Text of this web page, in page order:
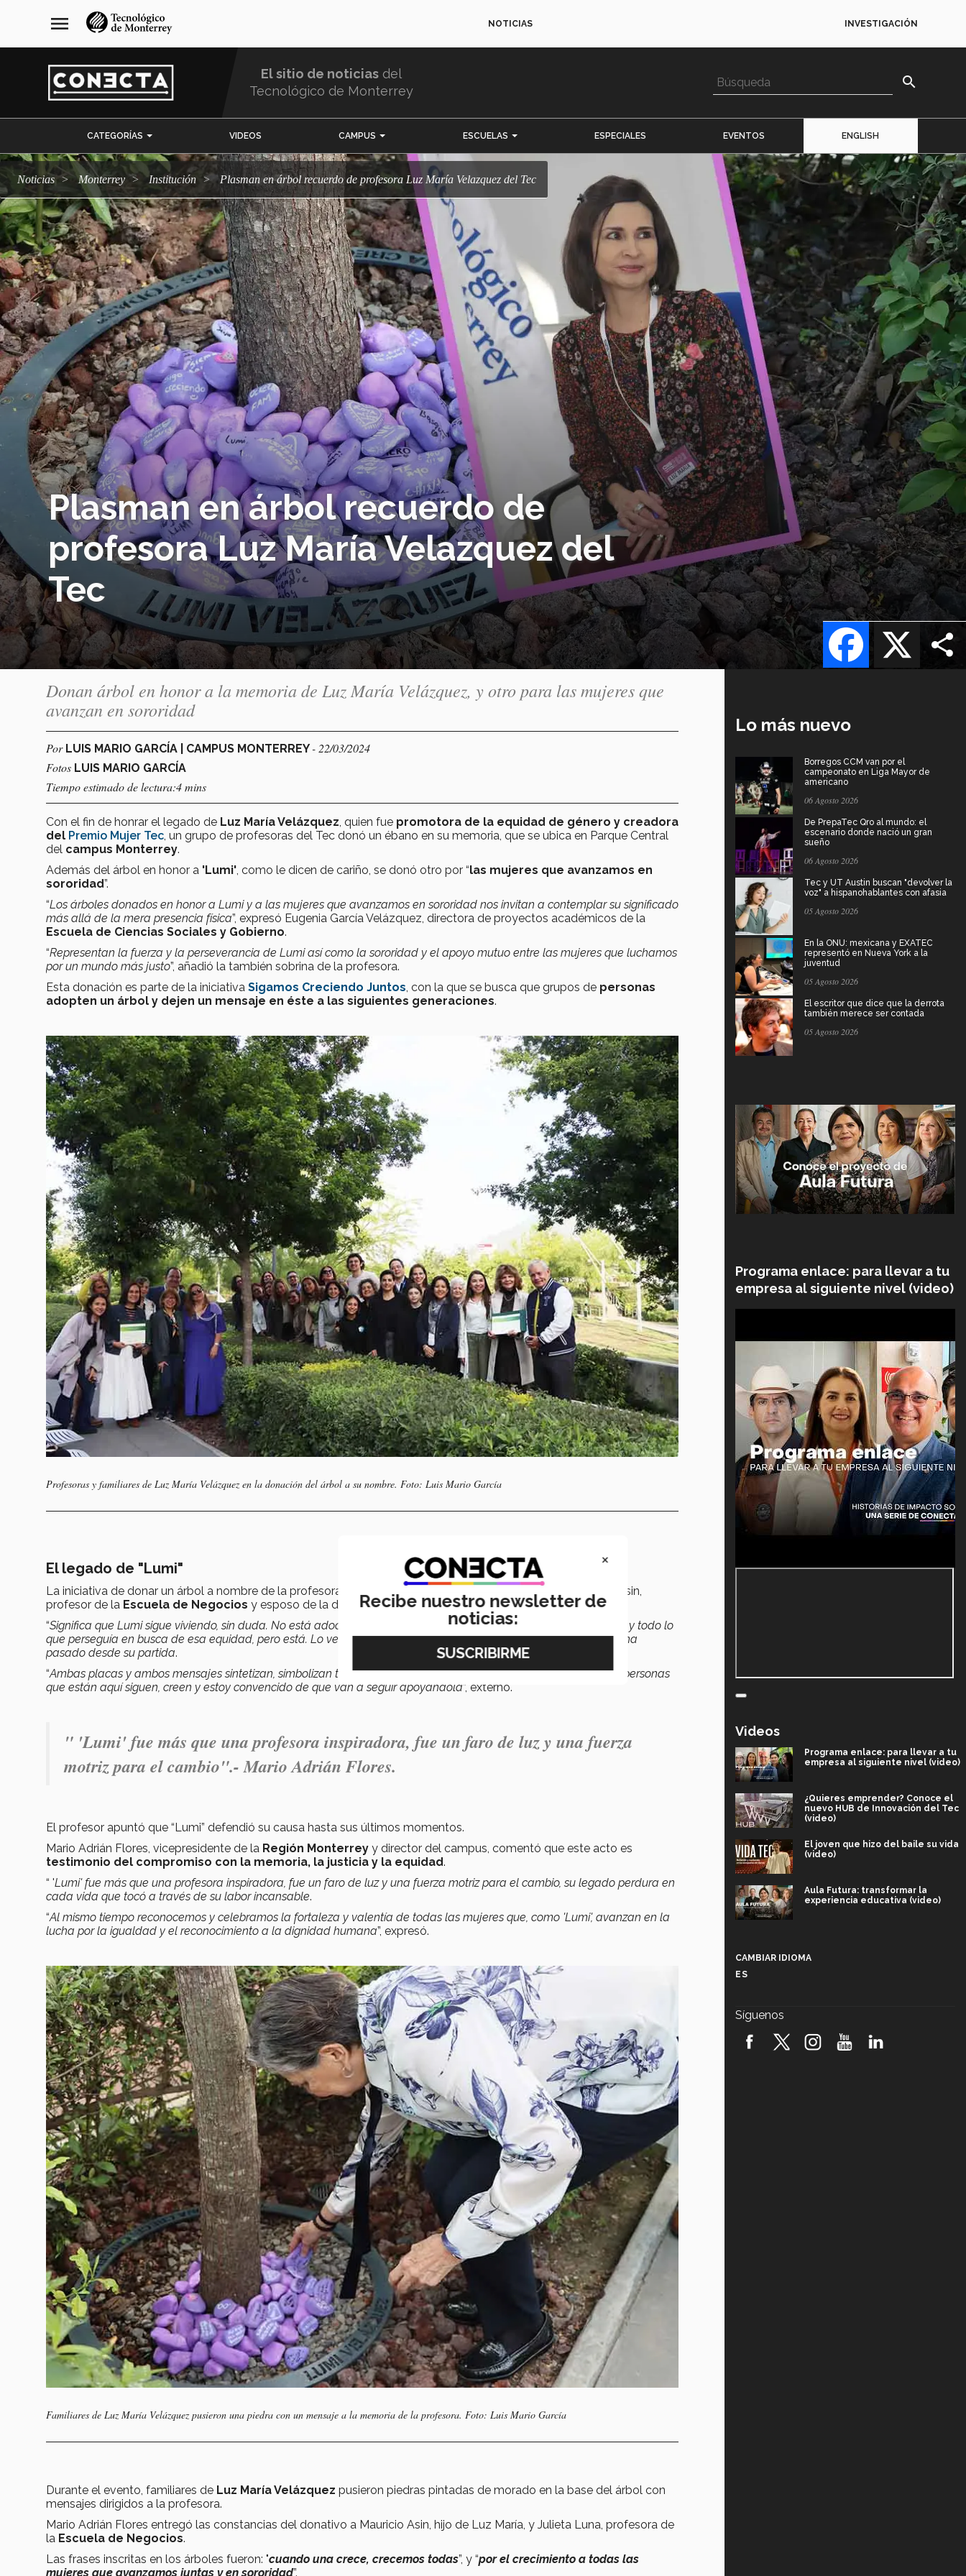
navegación
principal
menu NOTICIAS INVESTIGACIÓN
El sitio de noticias del
Tecnológico de Monterrey
search
CATEGORÍAS VIDEOS CAMPUS ESCUELAS ESPECIALES EVENTOS ENGLISH
Noticias Monterrey Institución Plasman en árbol recuerdo de profesora Luz María Velazquez del Tec
Plasman en árbol recuerdo de
profesora Luz María Velazquez del
Tec
X
Facebook
Donan árbol en honor a la memoria de Luz María Velázquez, y otro para las mujeres que
avanzan en sororidad
Por LUIS MARIO GARCÍA | CAMPUS MONTERREY- 22/03/2024
Fotos LUIS MARIO GARCÍA
Tiempo estimado de lectura:4 mins
Con el fin de honrar el legado de Luz María Velázquez , quien fue promotora de la equidad de género y creadora
del Premio Mujer Tec , un grupo de profesoras del Tec donó un ébano en su memoria, que se ubica en Parque Central
del campus Monterrey.
Además del árbol en honor a 'Lumi' , como le dicen de cariño, se donó otro por “las mujeres que avanzamos en
sororidad”.
“Los árboles donados en honor a Lumi y a las mujeres que avanzamos en sororidad nos invitan a contemplar su significado
más allá de la mera presencia física”, expresó Eugenia García Velázquez, directora de proyectos académicos de la
Escuela de Ciencias Sociales y Gobierno.
“Representan la fuerza y la perseverancia de Lumi así como la sororidad y el apoyo mutuo entre las mujeres que luchamos
por un mundo más justo”, añadió la también sobrina de la profesora.
Esta donación es parte de la iniciativa Sigamos Creciendo Juntos , con la que se busca que grupos de personas
adopten un árbol y dejen un mensaje en éste a las siguientes generaciones.
Profesoras y familiares de Luz María Velázquez en la donación del árbol a su nombre. Foto: Luis Mario García
El legado de "Lumi"
La iniciativa de donar un árbol a nombre de la profesora “Lumi” es un ejemplo de sororidad, aseveró Enrique Asin,
profesor de la Escuela de Negocios y esposo de la docente.
“Significa que Lumi sigue viviendo, sin duda. No está adoctrinándonos, corrigiendo con el nuevo lenguaje inclusivo y todo lo
que perseguía en busca de esa equidad, pero está. Lo veo en cada uno de ustedes, en sus caras, en todo lo que ha
pasado desde su partida.
“Ambas placas y ambos mensajes sintetizan, simbolizan toda esa lucha que ha perseguido y que muchas de las personas
que están aquí siguen, creen y estoy convencido de que van a seguir apoyándola”, externó.
" 'Lumi' fue más que una profesora inspiradora, fue un faro de luz y una fuerza
motriz para el cambio".- Mario Adrián Flores.
El profesor apuntó que “Lumi” defendió su causa hasta sus últimos momentos.
Mario Adrián Flores, vicepresidente de la Región Monterrey y director del campus, comentó que este acto es
testimonio del compromiso con la memoria, la justicia y la equidad.
“ 'Lumi' fue más que una profesora inspiradora, fue un faro de luz y una fuerza motriz para el cambio, su legado perdura en
cada vida que tocó a través de su labor incansable.
“Al mismo tiempo reconocemos y celebramos la fortaleza y valentía de todas las mujeres que, como 'Lumi', avanzan en la
lucha por la igualdad y el reconocimiento a la dignidad humana”, expresó.
Familiares de Luz María Velázquez pusieron una piedra con un mensaje a la memoria de la profesora. Foto: Luis Mario García
Durante el evento, familiares de Luz María Velázquez pusieron piedras pintadas de morado en la base del árbol con
mensajes dirigidos a la profesora.
Mario Adrián Flores entregó las constancias del donativo a Mauricio Asin, hijo de Luz María, y Julieta Luna, profesora de
la Escuela de Negocios.
Las frases inscritas en los árboles fueron: "cuando una crece, crecemos todas”, y “por el crecimiento a todas las
mujeres que avanzamos juntas y en sororidad”.
Lo más nuevo
Borregos CCM van por el
campeonato en Liga Mayor de
americano
06 Agosto 2026
De PrepaTec Qro al mundo: el
escenario donde nació un gran
sueño
06 Agosto 2026
Tec y UT Austin buscan "devolver la
voz" a hispanohablantes con afasia
05 Agosto 2026
En la ONU: mexicana y EXATEC
representó en Nueva York a la
juventud
05 Agosto 2026
El escritor que dice que la derrota
también merece ser contada
05 Agosto 2026
Programa enlace: para llevar a tu
empresa al siguiente nivel (video)
Videos
Programa enlace: para llevar a tu
empresa al siguiente nivel (video)
¿Quieres emprender? Conoce el
nuevo HUB de Innovación del Tec
(video)
El joven que hizo del baile su vida
(video)
Aula Futura: transformar la
experiencia educativa (video)
robótica FIRST 2026! (video)
CAMBIAR IDIOMA
ES
Síguenos
×
Recibe nuestro newsletter de
noticias: